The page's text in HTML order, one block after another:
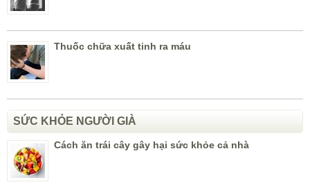
Thuốc chữa xuất tinh ra máu
SỨC KHỎE NGƯỜI GIÀ
Cách ăn trái cây gây hại sức khỏe cả nhà